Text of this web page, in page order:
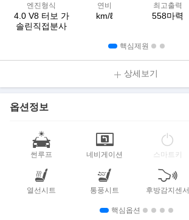
엔진형식
4.0 V8 터보 가
솔린직접분사
연비
km/ℓ
최고출력
558마력
핵심제원
상세보기
옵션정보
썬루프 네비게이션 스마트키
열선시트 통풍시트 후방감지센서
핵심옵션